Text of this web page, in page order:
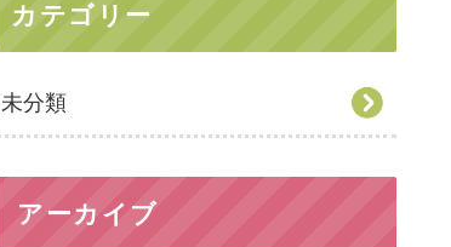
カテゴリー
未分類
アーカイブ